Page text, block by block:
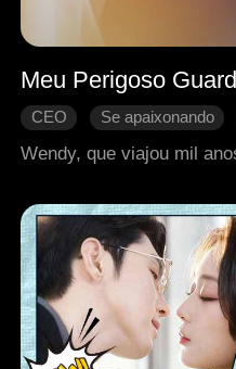
Meu Perigoso
CEO Se apaixonando